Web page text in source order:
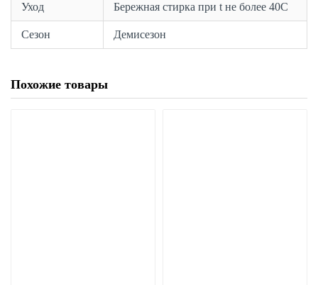
Уход Бережная стирка при t не более 40С
Сезон Демисезон
Похожие товары